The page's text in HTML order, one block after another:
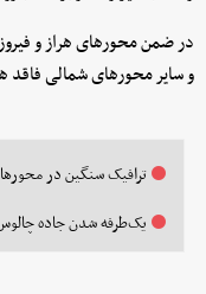
در ضمن محورهای هراز و
و سایر محورهای شمالی
ترافیک سنگین در
یک‌طرفه شدن جاده چالوس از